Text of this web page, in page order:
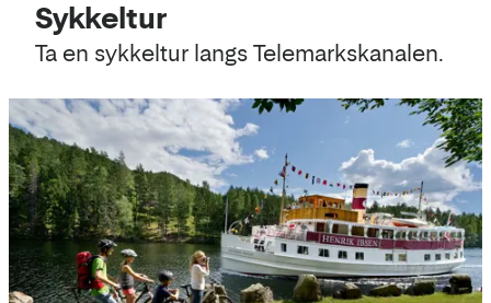
Sykkeltur
Ta en sykkeltur langs Telemarkskanalen.